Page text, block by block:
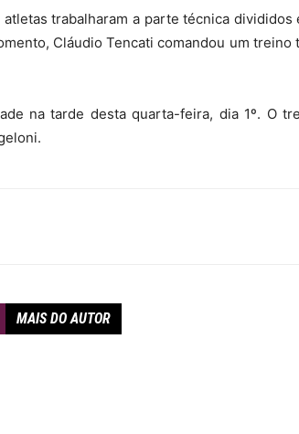
trabalharam a parte técnica divididos
Cláudio Tencati comandou um
na tarde desta quarta-feira, dia 1º. O
MAIS DO AUTOR